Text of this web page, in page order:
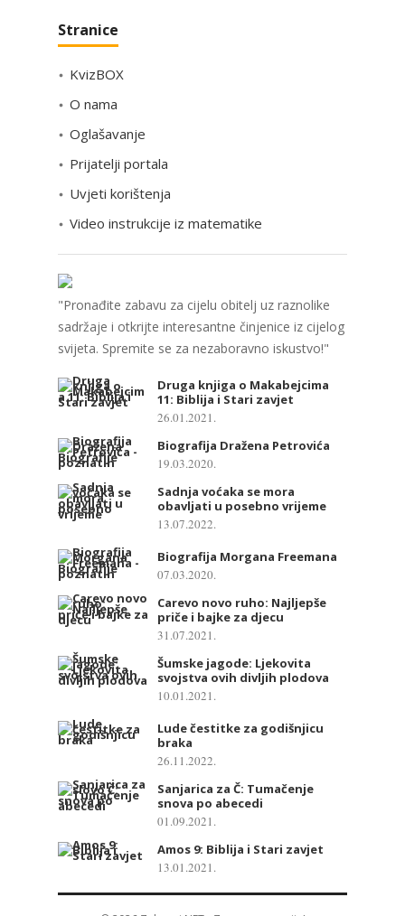
t
g
i
j
Stranice
KvizBOX
O nama
Oglašavanje
Prijatelji portala
Uvjeti korištenja
Video instrukcije iz matematike
"Pronađite zabavu za cijelu obitelj uz raznolike
sadržaje i otkrijte interesantne činjenice iz cijelog
svijeta. Spremite se za nezaboravno iskustvo!"
Druga knjiga o Makabejcima
11: Biblija i Stari zavjet
26.01.2021.
Biografija Dražena Petrovića
19.03.2020.
Sadnja voćaka se mora
obavljati u posebno vrijeme
13.07.2022.
Biografija Morgana Freemana
07.03.2020.
Carevo novo ruho: Najljepše
priče i bajke za djecu
31.07.2021.
Šumske jagode: Ljekovita
svojstva ovih divljih plodova
10.01.2021.
Lude čestitke za godišnjicu
braka
26.11.2022.
Sanjarica za Č: Tumačenje
snova po abecedi
01.09.2021.
Amos 9: Biblija i Stari zavjet
13.01.2021.